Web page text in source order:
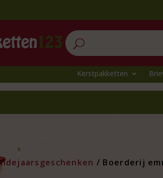
U
Kerstpakketten
/ Boerderij